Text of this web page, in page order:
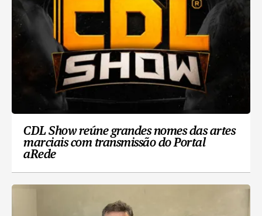
CDL Show reúne grandes nomes das artes
marciais com transmissão do Portal
aRede